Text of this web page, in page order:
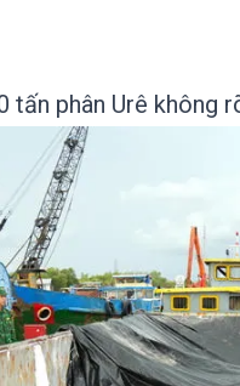
tấn phân Urê không